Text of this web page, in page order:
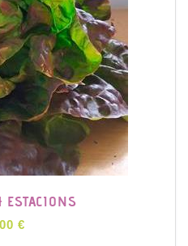
ESTACIONS
€